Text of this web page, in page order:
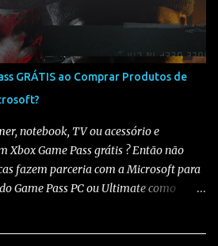
(Game Pass e xCloud) 🔹EA FC 25 ➡️
xCloud) O que isso indica para o EA FC
fica claro que os jogos da franquia
Pass entre maio e junho . Mesmo sem
os títulos recentes seguiram esse
ao catálogo ano após ano. Com base
EA FC 26 chegue ao Game Pa...
GRÁTIS ao Comprar Produtos de
notebook, TV ou acessório e
Xbox Game Pass grátis ? Então não
fazem parceria com a Microsoft para
Game Pass PC ou Ultimate como